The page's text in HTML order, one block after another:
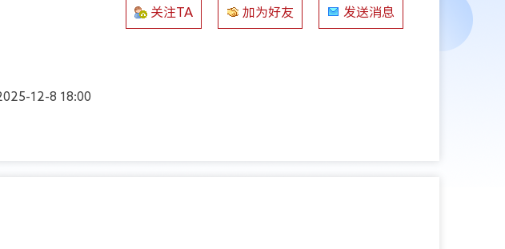
关注TA 加为好友 发送消息
12-8 18:00